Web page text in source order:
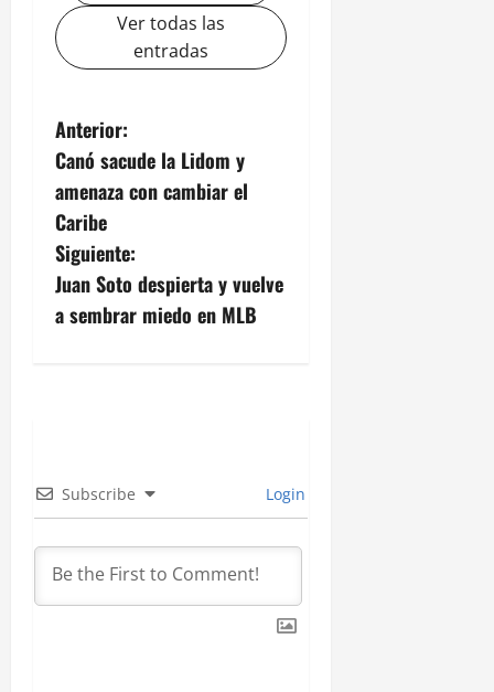
Ver todas las
entradas
N
a
v
e
g
ó
n
d
Anterior:
Canó sacude la Lidom y
amenaza con cambiar el
Caribe
Siguiente:
Juan Soto despierta y vuelve
a sembrar miedo en MLB
Subscribe Login